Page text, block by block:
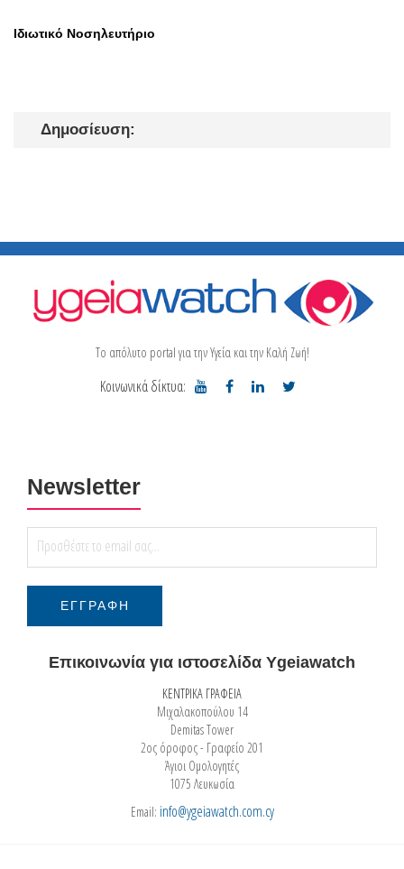
Ιδιωτικό Νοσηλευτήριο
Δημοσίευση:
Το απόλυτο portal για την Υγεία και την Καλή Ζωή!
Κοινωνικά δίκτυα:
Newsletter
Επικοινωνία για ιστοσελίδα Ygeiawatch
ΚΕΝΤΡΙΚΑ ΓΡΑΦΕΙΑ
Μιχαλακοπούλου 14
Demitas Tower
2ος όροφος - Γραφείο 201
Άγιοι Ομολογητές
1075 Λευκωσία
Email: info@ygeiawatch.com.cy